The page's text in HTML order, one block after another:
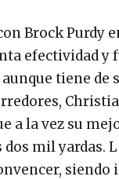
Brock Purdy
efectividad y
tiene de
a la vez su
mil yardas.
siendo